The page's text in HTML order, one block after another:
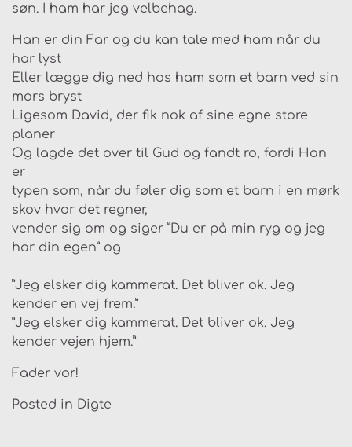
søn. I ham har jeg velbehag.
Han er din Far og du kan tale med ham når du
har lyst
Eller lægge dig ned hos ham som et barn ved sin
mors bryst
Ligesom David, der fik nok af sine egne store
planer
Og lagde det over til Gud og fandt ro, fordi Han
er
typen som, når du føler dig som et barn i en mørk
skov hvor det regner,
vender sig om og siger ”Du er på min ryg og jeg
har din egen” og
”Jeg elsker dig kammerat. Det bliver ok. Jeg
kender en vej frem.”
”Jeg elsker dig kammerat. Det bliver ok. Jeg
kender vejen hjem.”
Fader vor!
Posted in Digte